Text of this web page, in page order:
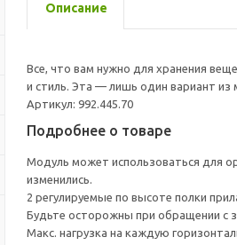
Описание
Все, что вам нужно для хранения
и стиль. Эта — лишь один вариант
Артикул: 992.445.70
Подробнее о товаре
Модуль может использоваться для
изменились.
2 регулируемые по высоте полки
Будьте осторожны при обращении с
Макс. нагрузка на каждую